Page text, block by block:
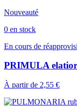
Nouveauté
0 en stock
En cours de
PRIMULA
À partir de 2,55 €